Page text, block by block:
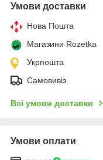
Умови доставки
Нова Пошта
Магазини Rozetka
Укрпошта
Самовивіз
Всі умови доставки
Умови оплати